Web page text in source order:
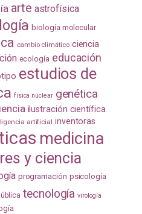
arte astrofísica
biología molecular
cambio climático ciencia
ecología educación
estudios de
física nuclear genética
ilustración científica
artificial inventoras
medicina
y ciencia
programación psicología
tecnología virología